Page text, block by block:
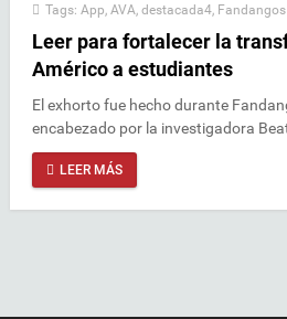
Tags: App AVA destacada4
Leer para fortalecer la
Américo a estudiantes
El exhorto fue hecho durante
encabezado por la investigadora
LEER MÁS